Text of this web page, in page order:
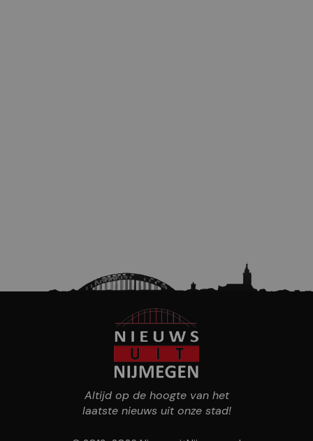
Altijd op de hoogte van het
laatste nieuws uit onze stad!